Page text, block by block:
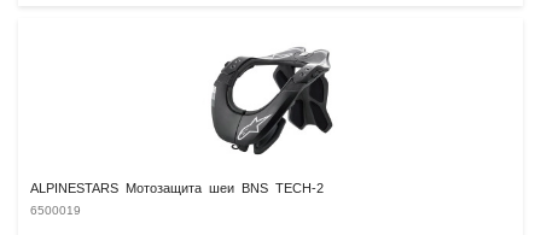
ALPINESTARS Мотозащита шеи BNS TECH-2
6500019